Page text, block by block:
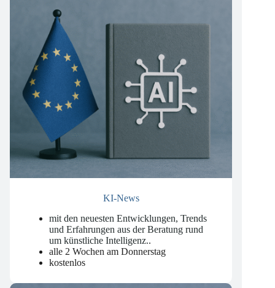
mit den neuesten Entwicklungen, Trends
und Erfahrungen aus der Beratung rund
um künstliche Intelligenz..
alle 2 Wochen am Donnerstag